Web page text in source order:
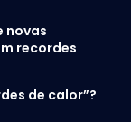
novas
recordes
de calor”?